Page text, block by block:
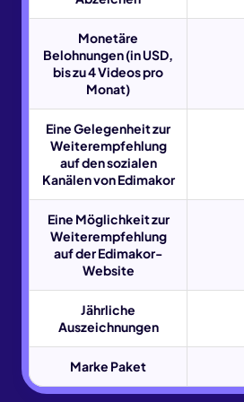
Monetäre
Belohnungen (in USD,
bis zu 4 Videos pro
Monat)
Eine Gelegenheit zur
Weiterempfehlung
auf den sozialen
Kanälen von Edimakor
Eine Möglichkeit zur
Weiterempfehlung
auf der Edimakor-
Website
Jährliche
Auszeichnungen
Marke Paket